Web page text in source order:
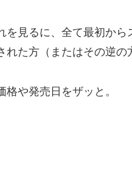
を見るに、全て最初か
れた方（またはその逆の
格や発売日をザッと。